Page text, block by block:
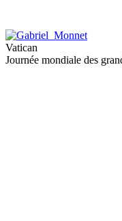
Vatican
Journée mondiale des